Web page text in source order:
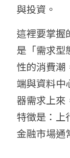
與投資。
這裡要掌握
是「需求型
性的消費潮
端與資料中
器需求上來
特徵是：上
金融市場通